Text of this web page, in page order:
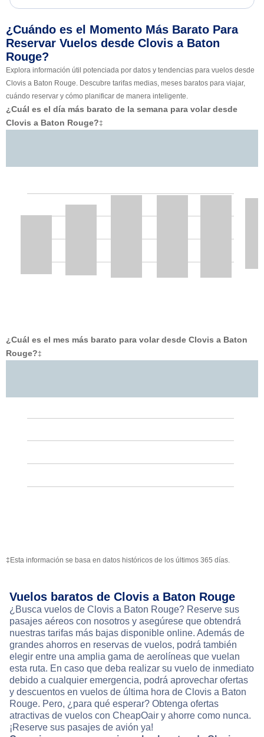
¿Cuándo es el Momento Más Barato Para
Reservar Vuelos desde Clovis a Baton
Rouge?
Explora información útil potenciada por datos y tendencias para vuelos desde
Clovis a Baton Rouge. Descubre tarifas medias, meses baratos para viajar,
cuándo reservar y cómo planificar de manera inteligente.
¿Cuál es el día más barato de la semana para volar desde
Clovis a Baton Rouge?‡
¿Cuál es el mes más barato para volar desde Clovis a Baton
Rouge?‡
‡Esta información se basa en datos históricos de los últimos 365 días.
Vuelos baratos de Clovis a Baton Rouge
¿Busca vuelos de Clovis a Baton Rouge? Reserve sus
pasajes aéreos con nosotros y asegúrese que obtendrá
nuestras tarifas más bajas disponible online. Además de
grandes ahorros en reservas de vuelos, podrá también
elegir entre una amplia gama de aerolíneas que vuelan
esta ruta. En caso que deba realizar su vuelo de inmediato
debido a cualquier emergencia, podrá aprovechar ofertas
y descuentos en vuelos de última hora de Clovis a Baton
Rouge. Pero, ¿para qué esperar? Obtenga ofertas
atractivas de vuelos con CheapOair y ahorre como nunca.
¡Reserve sus pasajes de avión ya!